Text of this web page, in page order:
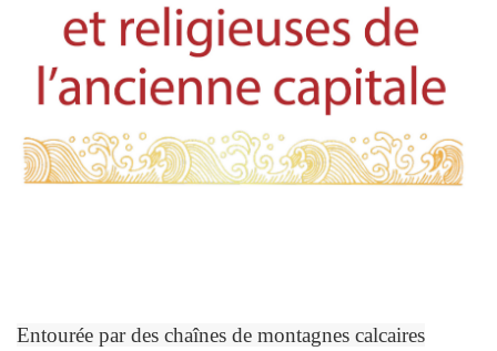
Entourée par des chaînes de montagnes calcaires